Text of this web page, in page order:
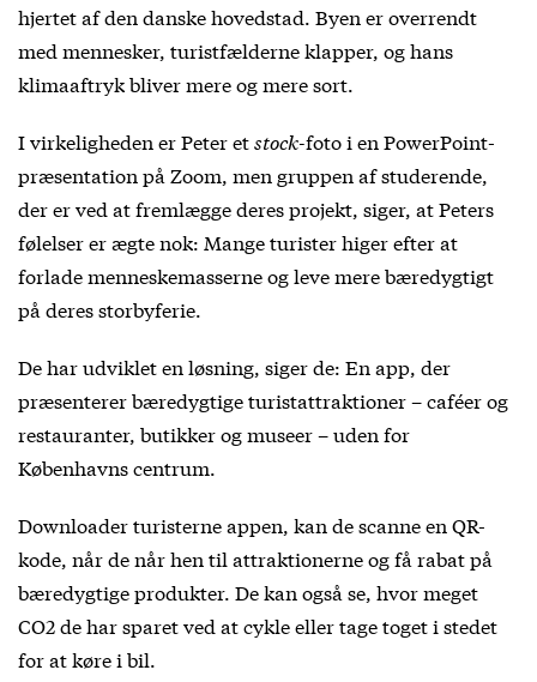
hjertet af den danske hovedstad. Byen er overrendt
med mennesker, turistfælderne klapper, og hans
klimaaftryk bliver mere og mere sort.
I virkeligheden er Peter etstock-foto i en PowerPoint-
præsentation på Zoom, men gruppen af studerende,
der er ved at fremlægge deres projekt, siger, at Peters
følelser er ægte nok: Mange turister higer efter at
forlade menneskemasserne og leve mere bæredygtigt
på deres storbyferie.
De har udviklet en løsning, siger de: En app, der
præsenterer bæredygtige turistattraktioner – caféer og
restauranter, butikker og museer – uden for
Københavns centrum.
Downloader turisterne appen, kan de scanne en QR-
kode, når de når hen til attraktionerne og få rabat på
bæredygtige produkter. De kan også se, hvor meget
CO2de har sparet ved at cykle eller tage toget i stedet
for at køre i bil.